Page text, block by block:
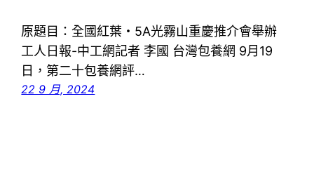
原題目：全國紅葉・5A光霧山重慶推介會舉辦
工人日報-中工網記者 李國 台灣包養網 9月19
日，第二十包養網評…
22 9 月, 2024